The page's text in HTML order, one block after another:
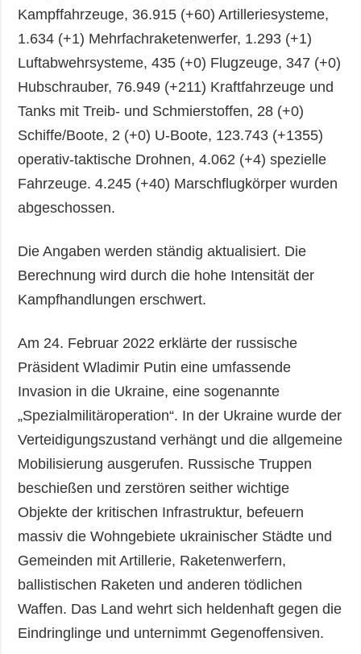
Kampffahrzeuge, 36.915 (+60) Artilleriesysteme,
1.634 (+1) Mehrfachraketenwerfer, 1.293 (+1)
Luftabwehrsysteme, 435 (+0) Flugzeuge, 347 (+0)
Hubschrauber, 76.949 (+211) Kraftfahrzeuge und
Tanks mit Treib- und Schmierstoffen, 28 (+0)
Schiffe/Boote, 2 (+0) U-Boote, 123.743 (+1355)
operativ-taktische Drohnen, 4.062 (+4) spezielle
Fahrzeuge. 4.245 (+40) Marschflugkörper wurden
abgeschossen.
Die Angaben werden ständig aktualisiert. Die
Berechnung wird durch die hohe Intensität der
Kampfhandlungen erschwert.
Am 24. Februar 2022 erklärte der russische
Präsident Wladimir Putin eine umfassende
Invasion in die Ukraine, eine sogenannte
„Spezialmilitäroperation“. In der Ukraine wurde der
Verteidigungszustand verhängt und die allgemeine
Mobilisierung ausgerufen. Russische Truppen
beschießen und zerstören seither wichtige
Objekte der kritischen Infrastruktur, befeuern
massiv die Wohngebiete ukrainischer Städte und
Gemeinden mit Artillerie, Raketenwerfern,
ballistischen Raketen und anderen tödlichen
Waffen. Das Land wehrt sich heldenhaft gegen die
Eindringlinge und unternimmt Gegenoffensiven.